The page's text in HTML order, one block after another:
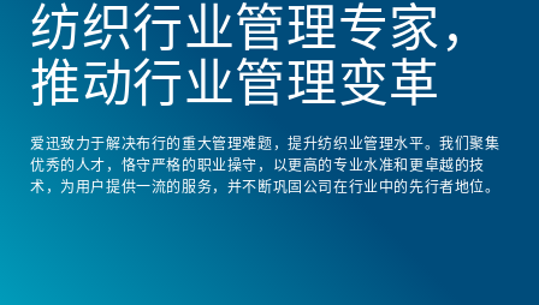
纺织行业管理专家，
推动行业管理变革
爱迅致力于解决布行的重大管理难题，提升纺织业管理水平。我们聚集
优秀的人才，恪守严格的职业操守，以更高的专业水准和更卓越的技
术，为用户提供一流的服务，并不断巩固公司在行业中的先行者地位。